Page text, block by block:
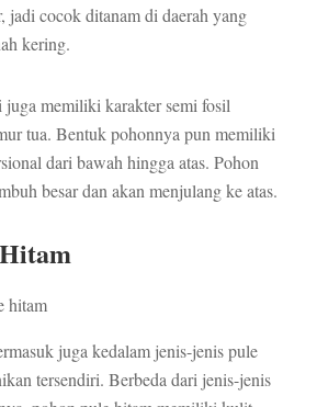
jadi cocok ditanam di daerah yang
kering.
memiliki karakter semi fosil
tua. Bentuk pohonnya pun memiliki
dari bawah hingga atas. Pohon
besar dan akan menjulang ke atas.
juga kedalam jenis-jenis pule
tersendiri. Berbeda dari jenis-jenis